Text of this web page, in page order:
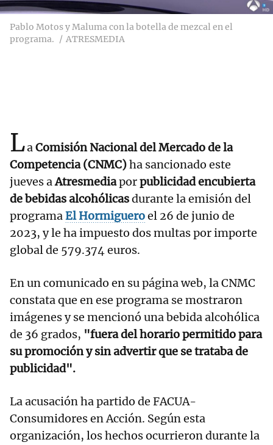
Pablo Motos y Maluma con la botella de mezcal en el
programa.
ATRESMEDIA
LaComisión Nacional del Mercado de la
Competencia (CNMC)ha sancionado este
jueves aAtresmediaporpublicidad encubierta
de bebidas alcohólicasdurante la emisión del
programaEl Hormigueroel 26 de junio de
2023, y le ha impuesto dos multas por importe
global de 579.374 euros.
En un comunicado en su página web, la CNMC
constata que en ese programa se mostraron
imágenes y se mencionó una bebida alcohólica
de 36 grados, "fuera del horario permitido para
su promoción y sin advertir que se trataba de
publicidad".
La acusación ha partido de FACUA-
Consumidores en Acción. Según esta
organización, los hechos ocurrieron durante la